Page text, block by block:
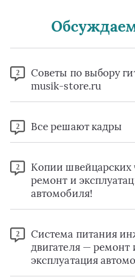
2
Советы по выбору
musik-store.ru
2 Все решают кадры
2
Копии швейцарских
ремонт и
автомобиля!
2
Система питания
двигателя — ремонт
эксплуатация